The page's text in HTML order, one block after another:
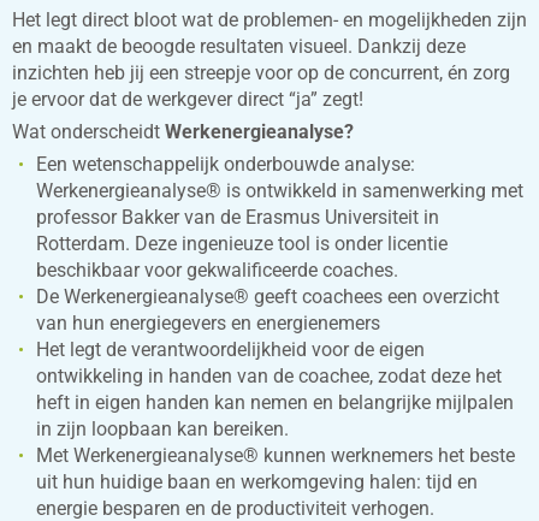
Het legt direct bloot wat de problemen- en mogelijkheden zijn
en maakt de beoogde resultaten visueel. Dankzij deze
inzichten heb jij een streepje voor op de concurrent, én zorg
je ervoor dat de werkgever direct “ja” zegt!
Wat onderscheidt Werkenergieanalyse?
Een wetenschappelijk onderbouwde analyse:
Werkenergieanalyse® is ontwikkeld in samenwerking met
professor Bakker van de Erasmus Universiteit in
Rotterdam. Deze ingenieuze tool is onder licentie
beschikbaar voor gekwalificeerde coaches.
De Werkenergieanalyse® geeft coachees een overzicht
van hun energiegevers en energienemers
Het legt de verantwoordelijkheid voor de eigen
ontwikkeling in handen van de coachee, zodat deze het
heft in eigen handen kan nemen en belangrijke mijlpalen
in zijn loopbaan kan bereiken.
Met Werkenergieanalyse® kunnen werknemers het beste
uit hun huidige baan en werkomgeving halen: tijd en
energie besparen en de productiviteit verhogen.